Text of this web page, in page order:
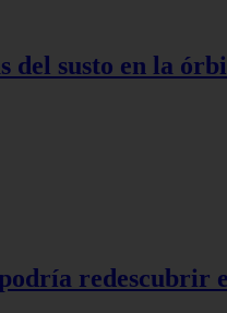
del susto en la
redescubrir